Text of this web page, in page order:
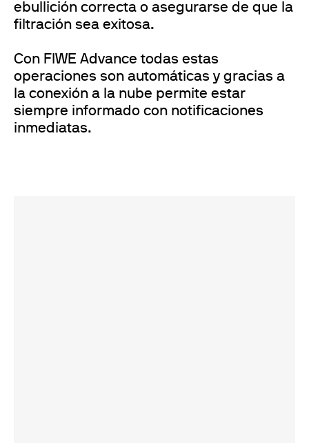
ebullición correcta o asegurarse de que la
filtración sea exitosa.
Con FIWE Advance todas estas
operaciones son automáticas y gracias a
la conexión a la nube permite estar
siempre informado con notificaciones
inmediatas.